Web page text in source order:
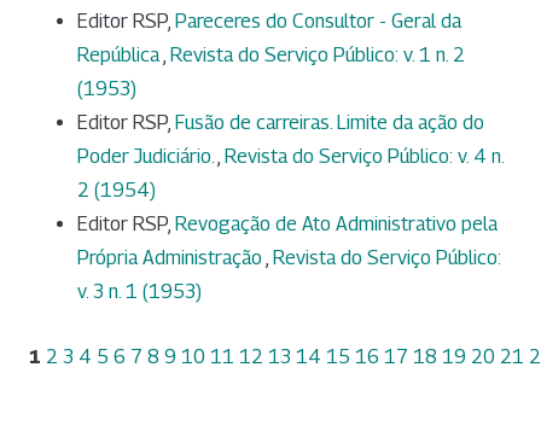
Editor RSP, Pareceres do Consultor - Geral da
República, Revista do Serviço Público: v. 1 n. 2
(1953)
Editor RSP, Fusão de carreiras. Limite da ação do
Poder Judiciário., Revista do Serviço Público: v. 4 n.
2 (1954)
Editor RSP, Revogação de Ato Administrativo pela
Própria Administração , Revista do Serviço Público:
v. 3 n. 1 (1953)
1 2 3 4 5 6 7 8 9 10 11 12 13 14 15 16 17 18 19 20 21